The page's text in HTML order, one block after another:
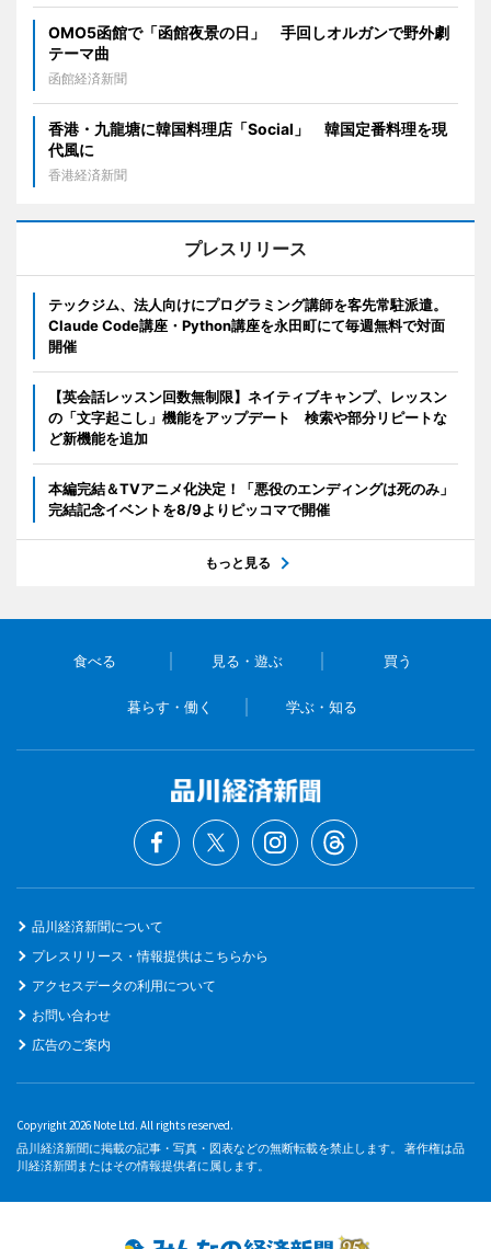
OMO5函館で「函館夜景の日」 手回しオルガンで野外劇
テーマ曲
函館経済新聞
香港・九龍塘に韓国料理店「Social」 韓国定番料理を現
代風に
香港経済新聞
プレスリリース
テックジム、法人向けにプログラミング講師を客先常駐派遣。
Claude Code講座・Python講座を永田町にて毎週無料で対面
開催
【英会話レッスン回数無制限】ネイティブキャンプ、レッスン
の「文字起こし」機能をアップデート 検索や部分リピートな
ど新機能を追加
本編完結＆TVアニメ化決定！「悪役のエンディングは死のみ」
完結記念イベントを8/9よりピッコマで開催
もっと見る
食べる 見る・遊ぶ 買う
暮らす・働く 学ぶ・知る
品川経済新聞について
プレスリリース・情報提供はこちらから
アクセスデータの利用について
お問い合わせ
広告のご案内
Copyright 2026 Note Ltd. All rights reserved.
品川経済新聞に掲載の記事・写真・図表などの無断転載を禁止します。 著作権は品
川経済新聞またはその情報提供者に属します。